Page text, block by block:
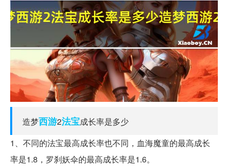
造梦西游2法宝成长率是多少
1、不同的法宝最高成长率也不同，血海魔童的最高成长
率是1.8，罗刹妖伞的最高成长率是1.6。